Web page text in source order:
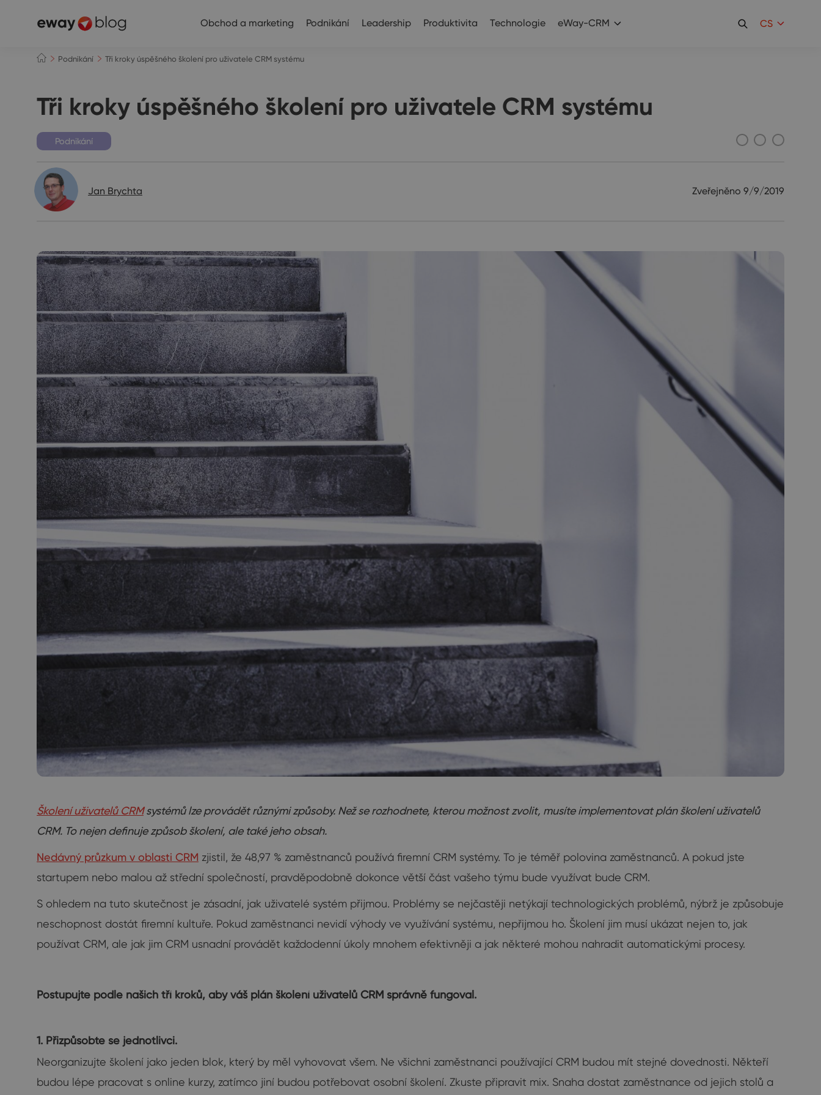
Obchod a marketing Podnikání Leadership Produktivita Technologie eWay-CRM CS
Podnikání Tři kroky úspěšného školení pro uživatele CRM systému
Tři kroky úspěšného školení pro uživatele CRM systému
Podnikání
Jan Brychta Zveřejněno 9/9/2019
Školení uživatelů CRMsystémů lze provádět různými způsoby. Než se rozhodnete, kterou možnost zvolit, musíte implementovat plán školení uživatelů
CRM. To nejen definuje způsob školení, ale také jeho obsah.
Nedávný průzkum v oblasti CRM zjistil, že 48,97 % zaměstnanců používá firemní CRM systémy. To je téměř polovina zaměstnanců. A pokud jste
startupem nebo malou až střední společností, pravděpodobně dokonce větší část vašeho týmu bude využívat bude CRM.
S ohledem na tuto skutečnost je zásadní, jak uživatelé systém přijmou. Problémy se nejčastěji netýkají technologických problémů, nýbrž je způsobuje
neschopnost dostát firemní kultuře. Pokud zaměstnanci nevidí výhody ve využívání systému, nepřijmou ho. Školení jim musí ukázat nejen to, jak
používat CRM, ale jak jim CRM usnadní provádět každodenní úkoly mnohem efektivněji a jak některé mohou nahradit automatickými procesy.
Postupujte podle našich tří kroků, aby váš plán školení uživatelů CRM správně fungoval.
1. Přizpůsobte se jednotlivci.
Neorganizujte školení jako jeden blok, který by měl vyhovovat všem. Ne všichni zaměstnanci používající CRM budou mít stejné dovednosti. Někteří
budou lépe pracovat s online kurzy, zatímco jiní budou potřebovat osobní školení. Zkuste připravit mix. Snaha dostat zaměstnance od jejich stolů a